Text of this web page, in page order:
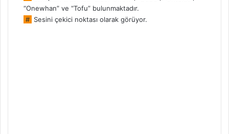
“Onewhan” ve “Tofu” bulunmaktadır.
# Sesini çekici noktası olarak görüyor.